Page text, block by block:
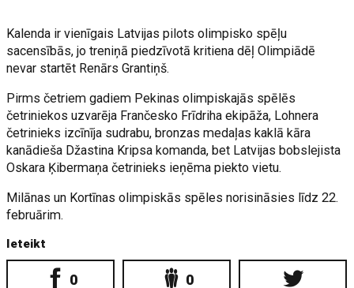
Kalenda ir vienīgais Latvijas pilots olimpisko spēļu
sacensībās, jo treniņā piedzīvotā kritiena dēļ Olimpiādē
nevar startēt Renārs Grantiņš.
Pirms četriem gadiem Pekinas olimpiskajās spēlēs
četriniekos uzvarēja Frančesko Frīdriha ekipāža, Lohnera
četrinieks izcīnīja sudrabu, bronzas medaļas kaklā kāra
kanādieša Džastina Kripsa komanda, bet Latvijas bobslejista
Oskara Ķibermaņa četrinieks ieņēma piekto vietu.
Milānas un Kortīnas olimpiskās spēles norisināsies līdz 22.
februārim.
Ieteikt
0 0